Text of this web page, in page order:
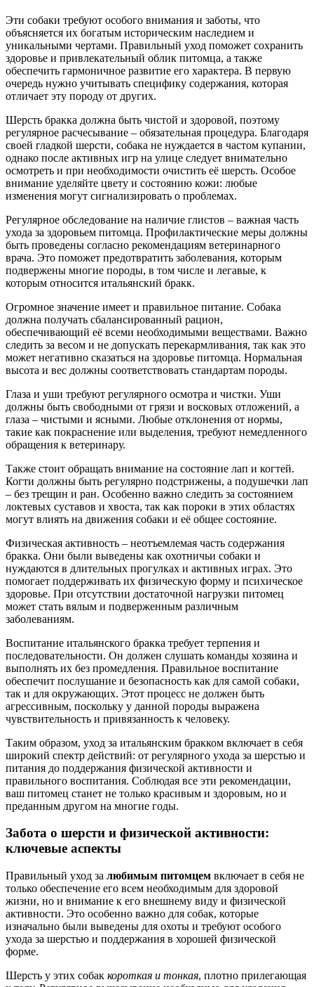
Эти собаки требуют особого внимания и заботы, что
объясняется их богатым историческим наследием и
уникальными чертами. Правильный уход поможет сохранить
здоровье и привлекательный облик питомца, а также
обеспечить гармоничное развитие его характера. В первую
очередь нужно учитывать специфику содержания, которая
отличает эту породу от других.
Шерсть бракка должна быть чистой и здоровой, поэтому
регулярное расчесывание – обязательная процедура. Благодаря
своей гладкой шерсти, собака не нуждается в частом купании,
однако после активных игр на улице следует внимательно
осмотреть и при необходимости очистить её шерсть. Особое
внимание уделяйте цвету и состоянию кожи: любые
изменения могут сигнализировать о проблемах.
Регулярное обследование на наличие глистов – важная часть
ухода за здоровьем питомца. Профилактические меры должны
быть проведены согласно рекомендациям ветеринарного
врача. Это поможет предотвратить заболевания, которым
подвержены многие породы, в том числе и легавые, к
которым относится итальянский бракк.
Огромное значение имеет и правильное питание. Собака
должна получать сбалансированный рацион,
обеспечивающий её всеми необходимыми веществами. Важно
следить за весом и не допускать перекармливания, так как это
может негативно сказаться на здоровье питомца. Нормальная
высота и вес должны соответствовать стандартам породы.
Глаза и уши требуют регулярного осмотра и чистки. Уши
должны быть свободными от грязи и восковых отложений, а
глаза – чистыми и ясными. Любые отклонения от нормы,
такие как покраснение или выделения, требуют немедленного
обращения к ветеринару.
Также стоит обращать внимание на состояние лап и когтей.
Когти должны быть регулярно подстрижены, а подушечки лап
– без трещин и ран. Особенно важно следить за состоянием
локтевых суставов и хвоста, так как пороки в этих областях
могут влиять на движения собаки и её общее состояние.
Физическая активность – неотъемлемая часть содержания
бракка. Они были выведены как охотничьи собаки и
нуждаются в длительных прогулках и активных играх. Это
помогает поддерживать их физическую форму и психическое
здоровье. При отсутствии достаточной нагрузки питомец
может стать вялым и подверженным различным
заболеваниям.
Воспитание итальянского бракка требует терпения и
последовательности. Он должен слушать команды хозяина и
выполнять их без промедления. Правильное воспитание
обеспечит послушание и безопасность как для самой собаки,
так и для окружающих. Этот процесс не должен быть
агрессивным, поскольку у данной породы выражена
чувствительность и привязанность к человеку.
Таким образом, уход за итальянским бракком включает в себя
широкий спектр действий: от регулярного ухода за шерстью и
питания до поддержания физической активности и
правильного воспитания. Соблюдая все эти рекомендации,
ваш питомец станет не только красивым и здоровым, но и
преданным другом на многие годы.
Забота о шерсти и физической активности:
ключевые аспекты
Правильный уход за любимым питомцем включает в себя не
только обеспечение его всем необходимым для здоровой
жизни, но и внимание к его внешнему виду и физической
активности. Это особенно важно для собак, которые
изначально были выведены для охоты и требуют особого
ухода за шерстью и поддержания в хорошей физической
форме.
Шерсть у этих собак короткая и тонкая, плотно прилегающая